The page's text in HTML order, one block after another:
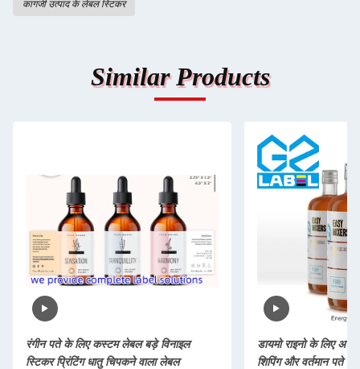
कागजी उत्पाद के लेबल स्टिकर
Similar Products
रंगीन पते के लिए कस्टम लेबल बड़े विनाइल
स्टिकर प्रिंटिंग धातु चिपकने वाला लेबल
डायमो राइनो के लिए
शिपिंग और वर्तमान पते